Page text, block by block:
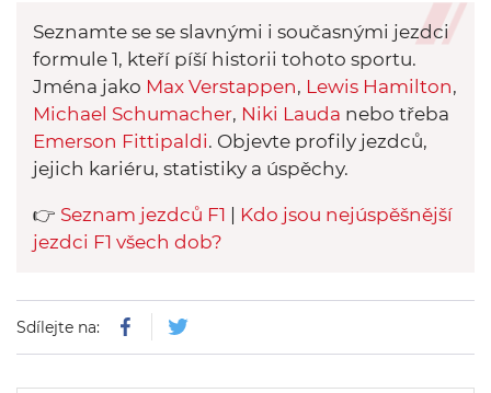
Seznamte se se slavnými i současnými jezdci
formule 1, kteří píší historii tohoto sportu.
Jména jako Max Verstappen, Lewis Hamilton,
Michael Schumacher, Niki Lauda nebo třeba
Emerson Fittipaldi. Objevte profily jezdců,
jejich kariéru, statistiky a úspěchy.
👉 Seznam jezdců F1
Kdo jsou nejúspěšnější
jezdci F1 všech dob?
Sdílejte na: